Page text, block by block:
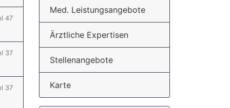
47
37
37
Med. Leistungsangebote
Ärztliche Expertisen
Stellenangebote
Karte